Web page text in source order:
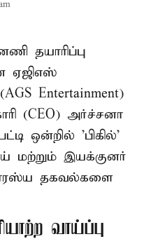
தயாரிப்பு
ஏஜிஎஸ்
Entertainment)
(CEO) அர்ச்சனா
ஒன்றில் 'பிகில்'
மற்றும் இயக்குனர்
தகவல்களை
வாய்ப்பு